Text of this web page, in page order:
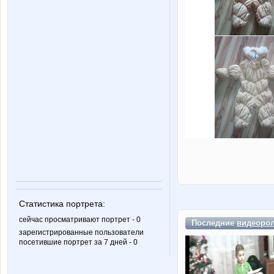
Статистика портрета:
сейчас просматривают портрет - 0
зарегистрированные пользователи
посетившие портрет за 7 дней - 0
Последние